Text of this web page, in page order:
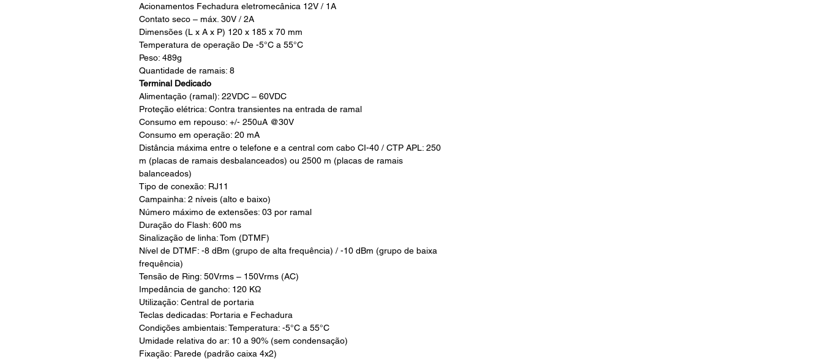
Acionamentos Fechadura eletromecânica 12V / 1A
Contato seco – máx. 30V / 2A
Dimensões (L x A x P) 120 x 185 x 70 mm
Temperatura de operação De -5°C a 55°C
Peso: 489g
Quantidade de ramais: 8
Terminal Dedicado
Alimentação (ramal): 22VDC – 60VDC
Proteção elétrica: Contra transientes na entrada de ramal
Consumo em repouso: +/- 250uA @30V
Consumo em operação: 20 mA
Distância máxima entre o telefone e a central com cabo CI-40 / CTP APL: 250
m (placas de ramais desbalanceados) ou 2500 m (placas de ramais
balanceados)
Tipo de conexão: RJ11
Campainha: 2 níveis (alto e baixo)
Número máximo de extensões: 03 por ramal
Duração do Flash: 600 ms
Sinalização de linha: Tom (DTMF)
Nível de DTMF: -8 dBm (grupo de alta frequência) / -10 dBm (grupo de baixa
frequência)
Tensão de Ring: 50Vrms – 150Vrms (AC)
Impedância de gancho: 120 KΩ
Utilização: Central de portaria
Teclas dedicadas: Portaria e Fechadura
Condições ambientais: Temperatura: -5°C a 55°C
Umidade relativa do ar: 10 a 90% (sem condensação)
Fixação: Parede (padrão caixa 4x2)